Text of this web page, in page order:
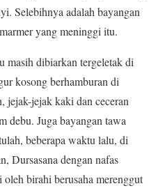
Selebihnya adalah bayangan
yang meninggi itu.
masih dibiarkan tergeletak di
kosong berhamburan di
jejak-jejak kaki dan ceceran
debu. Juga bayangan tawa
beberapa waktu lalu, di
Dursasana dengan nafas
birahi berusaha merenggut